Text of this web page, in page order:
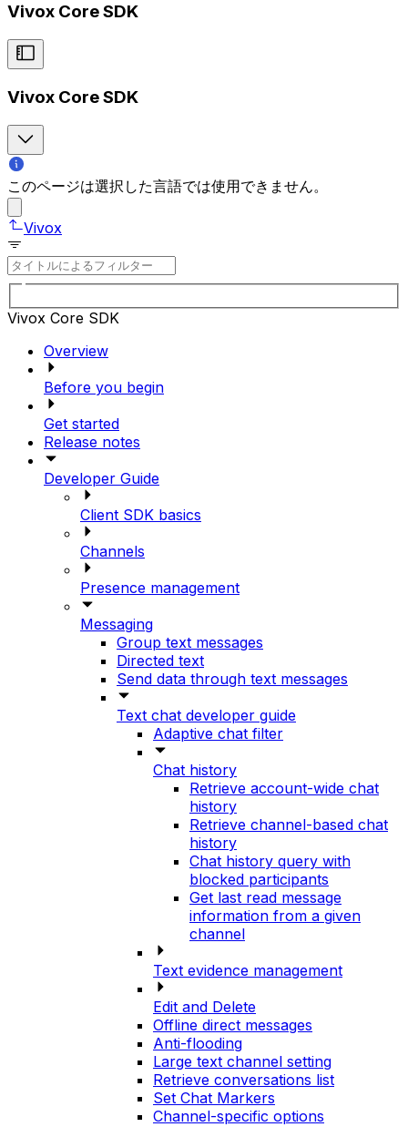
Vivox Core SDK
Vivox Core SDK
このページは選択した言語では使用できません。
Vivox
Vivox Core SDK
Overview
Before you begin
Get started
Release notes
Developer Guide
Client SDK basics
Channels
Presence management
Messaging
Group text messages
Directed text
Send data through text messages
Text chat developer guide
Adaptive chat filter
Chat history
Retrieve account-wide chat
history
Retrieve channel-based chat
history
Chat history query with
blocked participants
Get last read message
information from a given
channel
Text evidence management
Edit and Delete
Offline direct messages
Anti-flooding
Large text channel setting
Retrieve conversations list
Set Chat Markers
Channel-specific options